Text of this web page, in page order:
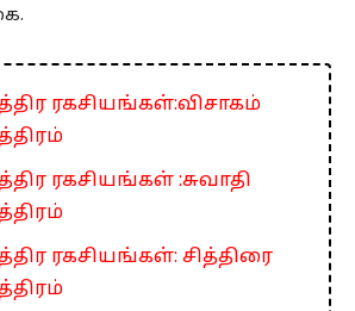
ரகசியங்கள்:விசாகம்
ரகசியங்கள் :சுவாதி
ரகசியங்கள்: சித்திரை